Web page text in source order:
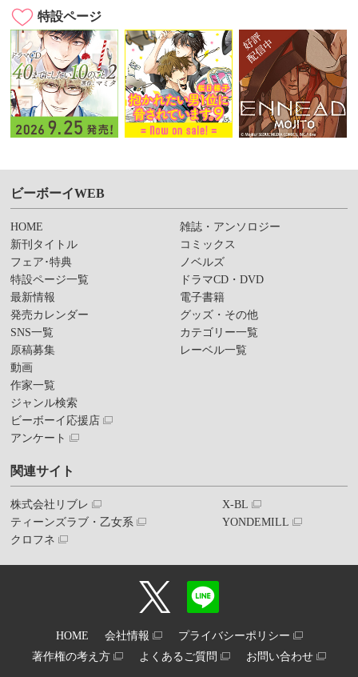
特設ページ
ビーボーイWEB
HOME
新刊タイトル
フェア･特典
特設ページ一覧
最新情報
発売カレンダー
SNS一覧
原稿募集
動画
作家一覧
ジャンル検索
ビーボーイ応援店
アンケート
雑誌・アンソロジー
コミックス
ノベルズ
ドラマCD・DVD
電子書籍
グッズ・その他
カテゴリー一覧
レーベル一覧
関連サイト
株式会社リブレ
ティーンズラブ・乙女系
クロフネ
X-BL
YONDEMILL
HOME 会社情報
プライバシーポリシー
著作権の考え方
よくあるご質問 お問い合わせ